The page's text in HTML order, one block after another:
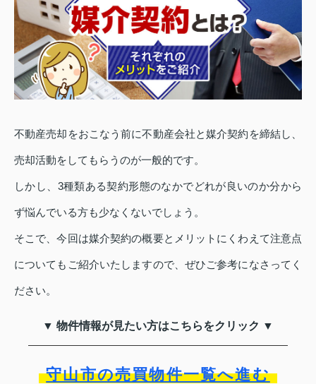
不動産売却をおこなう前に不動産会社と媒介契約を締結し、
売却活動をしてもらうのが一般的です。
しかし、3種類ある契約形態のなかでどれが良いのか分から
ず悩んでいる方も少なくないでしょう。
そこで、今回は媒介契約の概要とメリットにくわえて注意点
についてもご紹介いたしますので、ぜひご参考になさってく
ださい。
▼ 物件情報が見たい方はこちらをクリック ▼
守山市の売買物件一覧へ進む